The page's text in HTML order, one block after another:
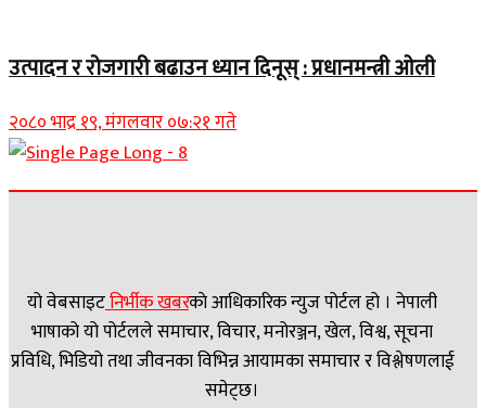
उत्पादन र रोजगारी बढाउन ध्यान दिनूस् : प्रधानमन्त्री ओली
२०८० भाद्र १९, मंगलवार ०७:२१ गते
यो वेबसाइटनिर्भीक खबरकाे आधिकारिक न्युज पोर्टल हो । नेपाली
भाषाको यो पोर्टलले समाचार, विचार, मनोरञ्जन, खेल, विश्व, सूचना
प्रविधि, भिडियो तथा जीवनका विभिन्न आयामका समाचार र विश्लेषणलाई
समेट्छ।